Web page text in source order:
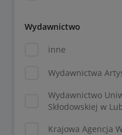
Wydawnictwo
inne
Wydawnictwa
Wydawnictwo
Skłodowskiej w
Krajowa Agencja